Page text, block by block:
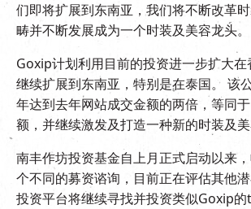
们即将扩展到东南亚，我们将不断改革
畴并不断发展成为一个时装及美容龙头。
Goxip计划利用目前的投资进一步扩大
继续扩展到东南亚，特别是在泰国。 该
年达到去年网站成交金额的两倍，等同
额，并继续激发及打造一种新的时装及美
南丰作坊投资基金自上月正式启动以来
个不同的募资谘询，目前正在评估其他
投资平台将继续寻找并投资类似Goxip的